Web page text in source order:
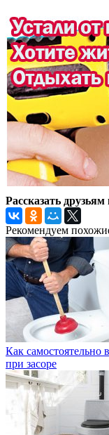
Рассказать
Рекомендуем
Как самостоятельно
при засоре